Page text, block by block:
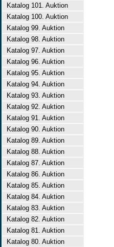
Katalog 101. Auktion
Katalog 100. Auktion
Katalog 99. Auktion
Katalog 98. Auktion
Katalog 97. Auktion
Katalog 96. Auktion
Katalog 95. Auktion
Katalog 94. Auktion
Katalog 93. Auktion
Katalog 92. Auktion
Katalog 91. Auktion
Katalog 90. Auktion
Katalog 89. Auktion
Katalog 88. Auktion
Katalog 87. Auktion
Katalog 86. Auktion
Katalog 85. Auktion
Katalog 84. Auktion
Katalog 83. Auktion
Katalog 82. Auktion
Katalog 81. Auktion
Katalog 80. Auktion